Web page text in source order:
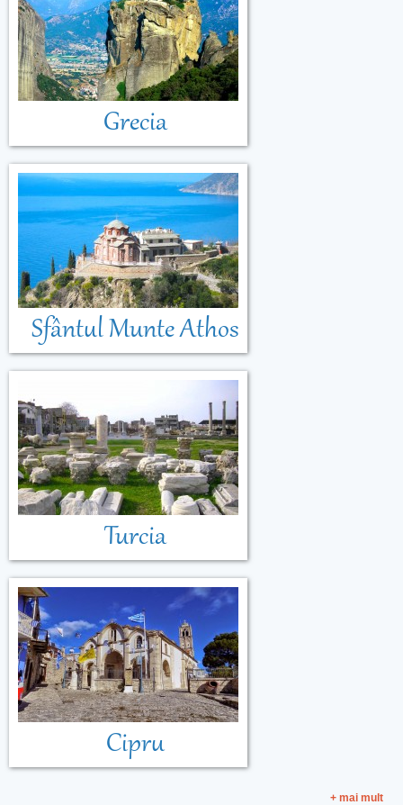
Grecia
Sfântul Munte Athos
Turcia
Cipru
+ mai mult